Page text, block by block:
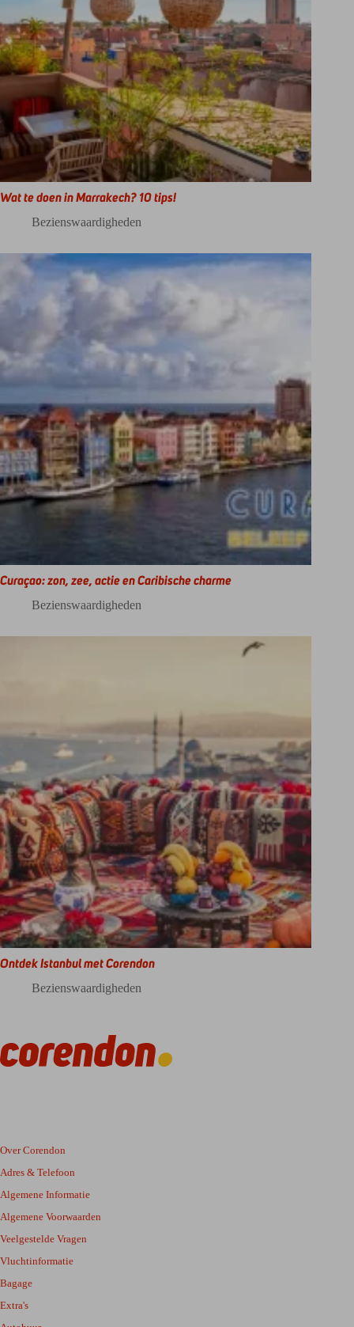
Wat te doen in Marrakech? 10 tips!
Bezienswaardigheden
Curaçao: zon, zee, actie en Caribische charme
Bezienswaardigheden
Ontdek Istanbul met Corendon
Bezienswaardigheden
Over Corendon
Adres & Telefoon
Algemene Informatie
Algemene Voorwaarden
Veelgestelde Vragen
Vluchtinformatie
Bagage
Extra's